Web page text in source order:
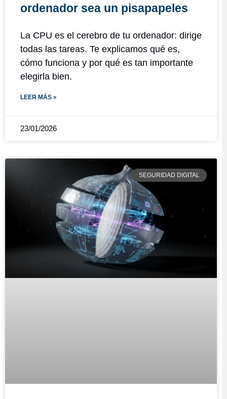
ordenador sea un pisapapeles
La CPU es el cerebro de tu ordenador: dirige
todas las tareas. Te explicamos qué es,
cómo funciona y por qué es tan importante
elegirla bien.
LEER MÁS »
23/01/2026
SEGURIDAD DIGITAL